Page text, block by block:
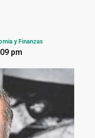
y Finanzas
pm